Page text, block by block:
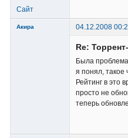
Сайт
Акира 04.12.2008
Re:
Была
я понял, такое
Рейтинг в это
просто не
теперь